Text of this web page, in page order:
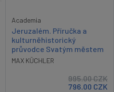
Academia
Jeruzalém. Příručka a
kulturněhistorický
průvodce Svatým městem
MAX KÜCHLER
995.00CZK
796.00 CZK